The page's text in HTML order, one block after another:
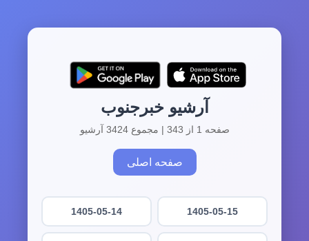
آرشیو خبرجنوب
صفحه 1 از 343 | مجموع 3424 آرشیو
صفحه اصلی
1405-05-15
1405-05-14